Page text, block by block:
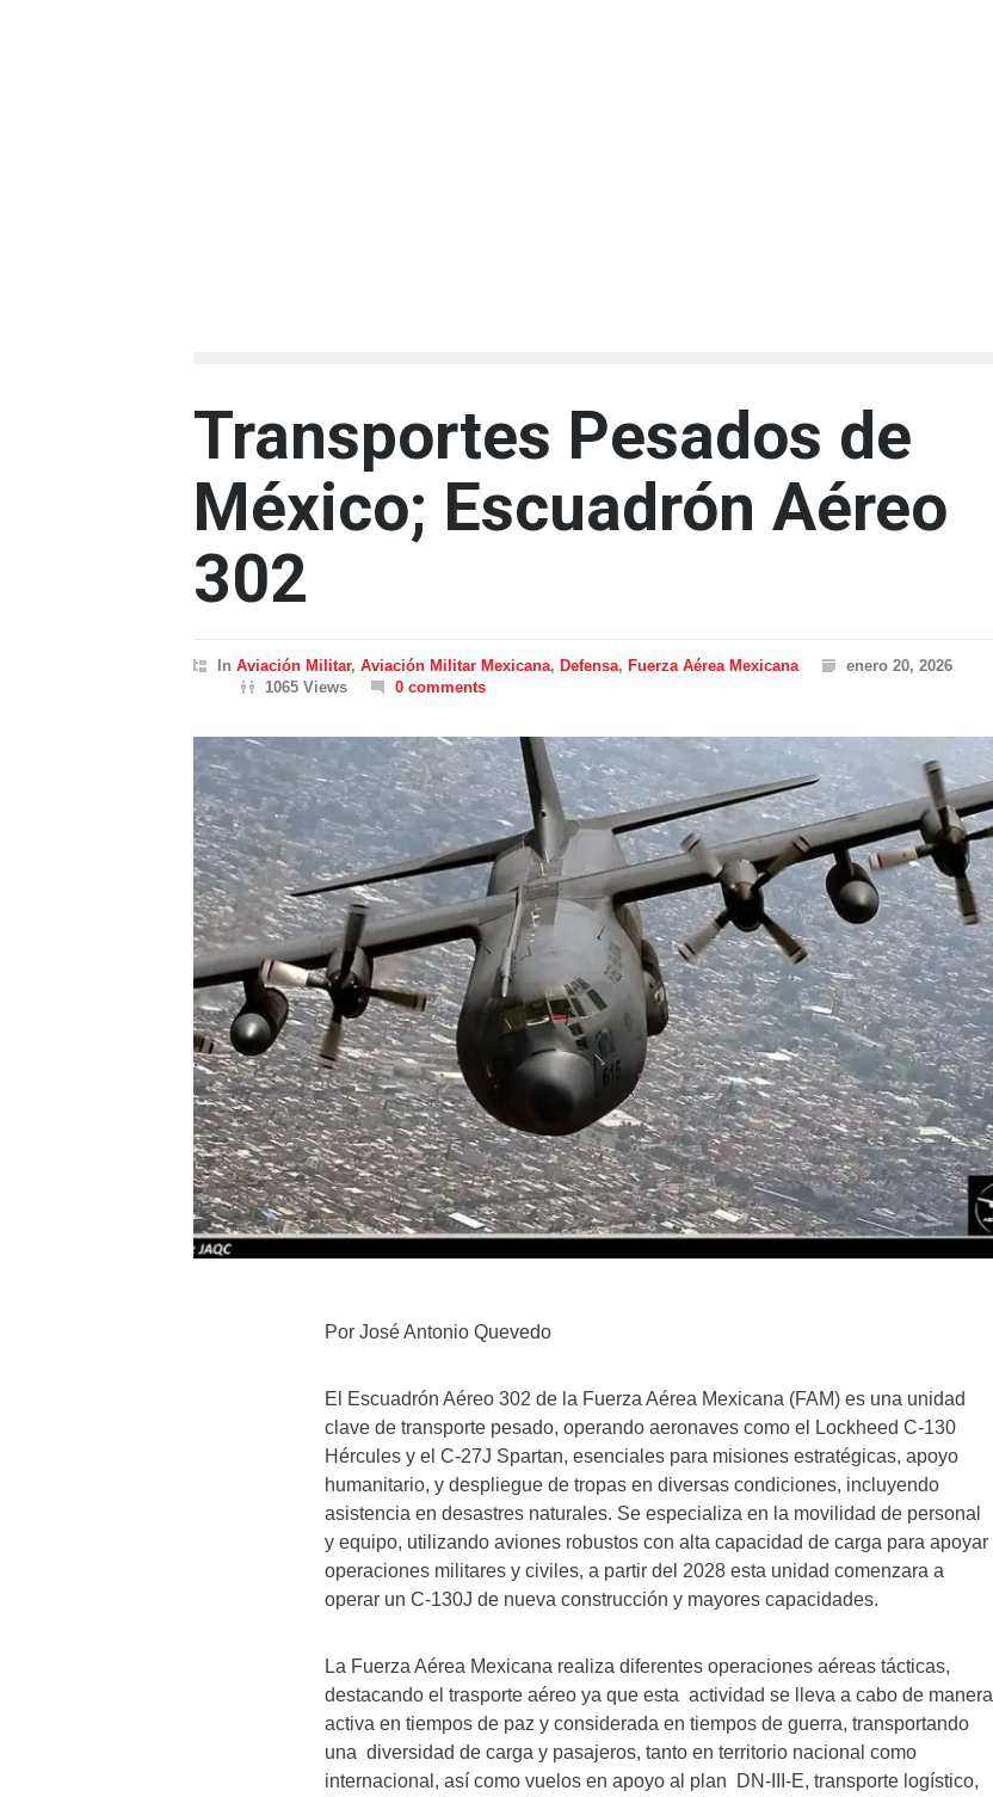
Transportes Pesados de
México; Escuadrón Aéreo
302
In Aviación Militar, Aviación Militar Mexicana, Defensa, Fuerza Aérea Mexicana
enero 20, 2026
1065 Views
0 comments
Por José Antonio Quevedo
El Escuadrón Aéreo 302 de la Fuerza Aérea Mexicana (FAM) es una unidad
clave de transporte pesado, operando aeronaves como el Lockheed C-130
Hércules y el C-27J Spartan, esenciales para misiones estratégicas, apoyo
humanitario, y despliegue de tropas en diversas condiciones, incluyendo
asistencia en desastres naturales. Se especializa en la movilidad de personal
y equipo, utilizando aviones robustos con alta capacidad de carga para apoyar
operaciones militares y civiles, a partir del 2028 esta unidad comenzara a
operar un C-130J de nueva construcción y mayores capacidades.
La Fuerza Aérea Mexicana realiza diferentes operaciones aéreas tácticas,
destacando el trasporte aéreo ya que esta actividad se lleva a cabo de manera
activa en tiempos de paz y considerada en tiempos de guerra, transportando
una diversidad de carga y pasajeros, tanto en territorio nacional como
internacional, así como vuelos en apoyo al plan DN-III-E, transporte logístico,